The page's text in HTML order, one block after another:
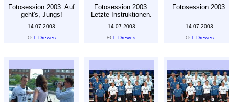
Fotosession 2003: Auf
geht's, Jungs!
Fotosession 2003:
Letzte Instruktionen.
Fotosession 2003.
14.07.2003
©T. Drewes
14.07.2003
©T. Drewes
14.07.2003
©T. Drewes